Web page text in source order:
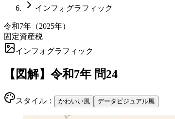
インフォグラフィック
令和7年 （2025年）
固定資産税
インフォグラフィック
【図解】 令和7年 問24
スタイル： かわいい風 データビジュアル風